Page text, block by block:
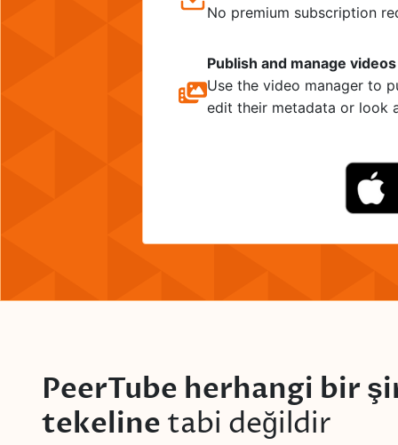
No premium subscription
Publish and manage
Use the video manager to
edit their metadata or look
PeerTube herhangi bir
tekeline tabi değildir